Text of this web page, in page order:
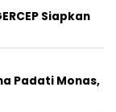
Siapkan
Padati Monas,